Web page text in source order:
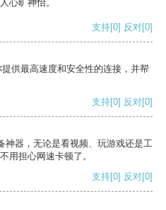
心旷神怡。
支持[0] 反对[0]
供最高速度和安全性的连接，并帮
支持[0] 反对[0]
神器，无论是看视频、玩游戏还是工
用担心网速卡顿了。
支持[0] 反对[0]